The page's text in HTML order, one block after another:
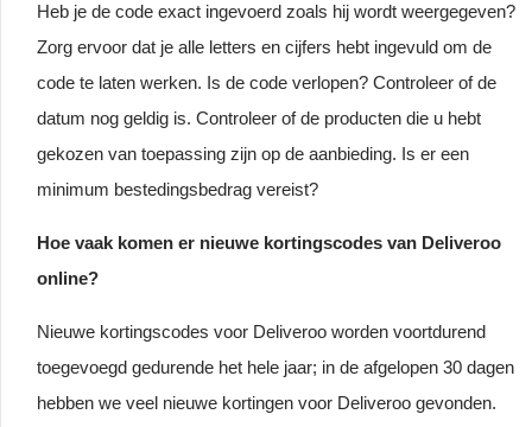
Heb je de code exact ingevoerd zoals hij wordt weergegeven?
Zorg ervoor dat je alle letters en cijfers hebt ingevuld om de
code te laten werken. Is de code verlopen? Controleer of de
datum nog geldig is. Controleer of de producten die u hebt
gekozen van toepassing zijn op de aanbieding. Is er een
minimum bestedingsbedrag vereist?
Hoe vaak komen er nieuwe kortingscodes van Deliveroo
online?
Nieuwe kortingscodes voor Deliveroo worden voortdurend
toegevoegd gedurende het hele jaar; in de afgelopen 30 dagen
hebben we veel nieuwe kortingen voor Deliveroo gevonden.